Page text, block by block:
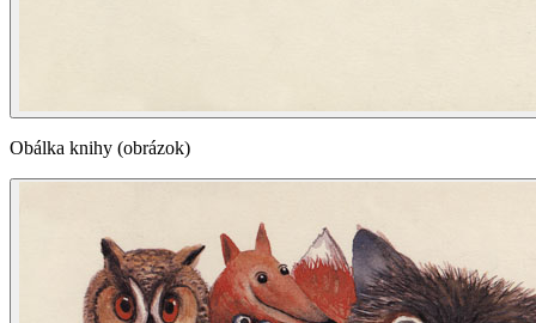
Obálka knihy (obrázok)